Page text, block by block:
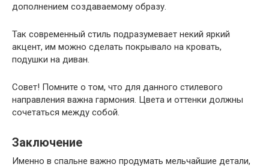
дополнением создаваемому образу.
Так современный стиль подразумевает некий яркий
акцент, им можно сделать покрывало на кровать,
подушки на диван.
Совет! Помните о том, что для данного стилевого
направления важна гармония. Цвета и оттенки должны
сочетаться между собой.
Заключение
Именно в спальне важно продумать мельчайшие детали,